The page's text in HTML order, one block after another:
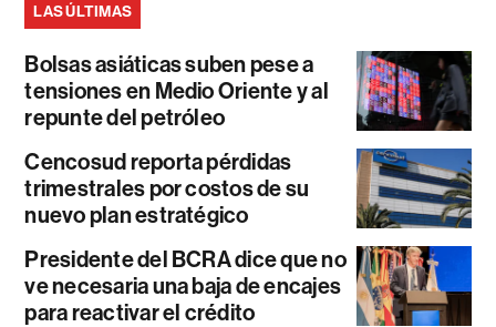
LAS ÚLTIMAS
Bolsas asiáticas suben pese a
tensiones en Medio Oriente y al
repunte del petróleo
Cencosud reporta pérdidas
trimestrales por costos de su
nuevo plan estratégico
Presidente del BCRA dice que no
ve necesaria una baja de encajes
para reactivar el crédito